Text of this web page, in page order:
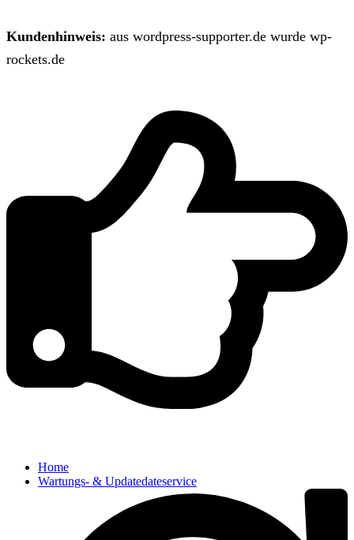
Kundenhinweis: aus wordpress-supporter.de wurde wp-
rockets.de
Home
Wartungs- & Updatedateservice